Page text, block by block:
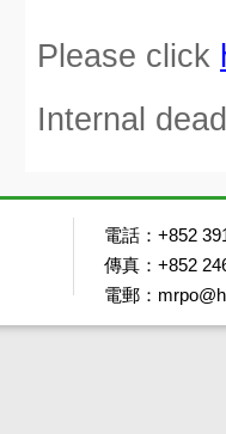
Please click
Internal
電話：+852
傳真：+852
電郵：